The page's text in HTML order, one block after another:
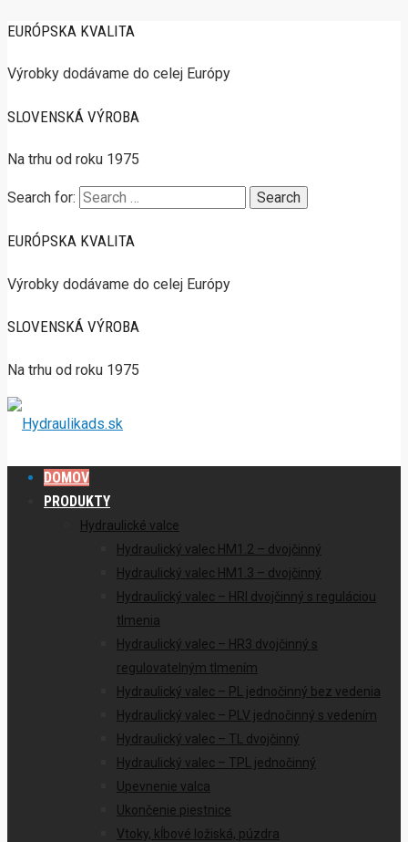
EURÓPSKA KVALITA
Výrobky dodávame do celej Európy
SLOVENSKÁ VÝROBA
Na trhu od roku 1975
Search for:
EURÓPSKA KVALITA
Výrobky dodávame do celej Európy
SLOVENSKÁ VÝROBA
Na trhu od roku 1975
DOMOV
PRODUKTY
Hydraulické valce
Hydraulický valec HM1.2 – dvojčinný
Hydraulický valec HM1.3 – dvojčinný
Hydraulický valec – HRI dvojčinný s reguláciou
tlmenia
Hydraulický valec – HR3 dvojčinný s
regulovatelným tlmením
Hydraulický valec – PL jednočinný bez vedenia
Hydraulický valec – PLV jednočinný s vedením
Hydraulický valec – TL dvojčinný
Hydraulický valec – TPL jednočinný
Upevnenie valca
Ukončenie piestnice
Vtoky, kĺbové ložiská, púzdra